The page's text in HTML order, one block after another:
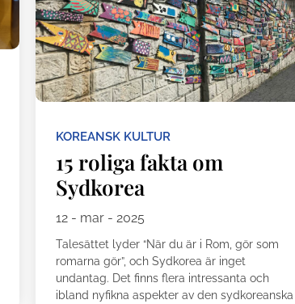
KOREANSK KULTUR
15 roliga fakta om
Sydkorea
12 - mar - 2025
Talesättet lyder “När du är i Rom, gör som
romarna gör”, och Sydkorea är inget
undantag. Det finns flera intressanta och
ibland nyfikna aspekter av den sydkoreanska